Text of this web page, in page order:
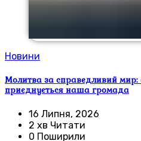
Новини
Молитва за справедливий мир:
приєднується наша громада
16 Липня, 2026
2 хв Читати
0 Поширили